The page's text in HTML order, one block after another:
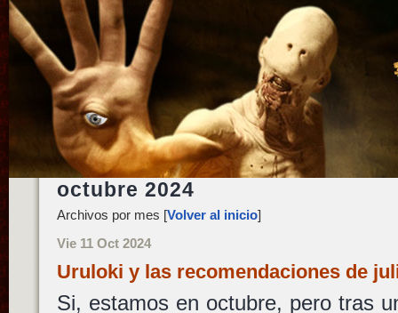
octubre 2024
Archivos por mes [Volver al inicio]
Vie 11 Oct 2024
Uruloki y las recomendaciones de
Si, estamos en octubre, pero tras